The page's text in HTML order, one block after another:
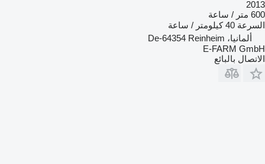
2013
600 متر / ساعة
السرعة 40 كيلومتر / ساعة
ألمانيا، De-64354 Reinheim
E-FARM GmbH
الاتصال بالبائع